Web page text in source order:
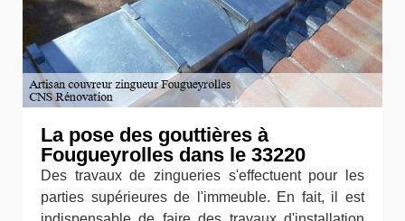
La pose des gouttières à
Fougueyrolles dans le 33220
Des travaux de zingueries s'effectuent pour les
parties supérieures de l'immeuble. En fait, il est